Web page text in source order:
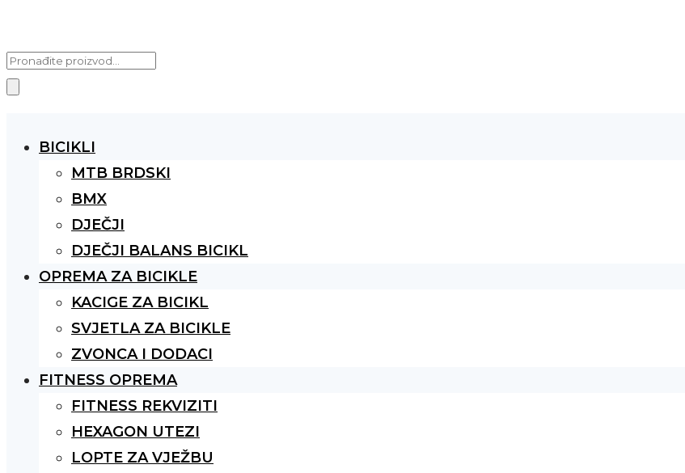
Products
search
BICIKLI
MTB BRDSKI
BMX
DJEČJI
DJEČJI BALANS BICIKL
OPREMA ZA BICIKLE
KACIGE ZA BICIKL
SVJETLA ZA BICIKLE
ZVONCA I DODACI
FITNESS OPREMA
FITNESS REKVIZITI
HEXAGON UTEZI
LOPTE ZA VJEŽBU